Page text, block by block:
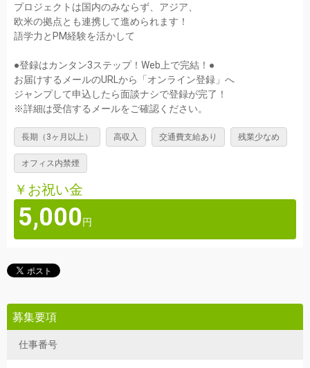
プロジェクトは国内のみならず、アジア、
欧米の拠点とも連携して進められます！
語学力とPM経験を活かして
●登録はカンタン3ステップ！Web上で完結！●
お届けするメールのURLから「オンライン登録」へ
ジャンプして申込したら面談ナシで登録が完了！
※詳細は受信するメールをご確認ください。
長期（3ヶ月以上） 高収入 交通費支給あり 残業少なめ
オフィス内禁煙
￥お祝い金
5,000円
募集要項
仕事番号